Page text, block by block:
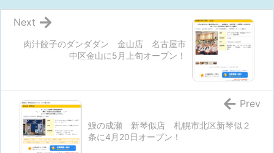
肉汁餃子のダンダダン 金山店 名古屋市
中区金山に5月上旬オープン！
Next
鰻の成瀬 新琴似店 札幌市北区新琴似２
条に4月20日オープン！
Prev